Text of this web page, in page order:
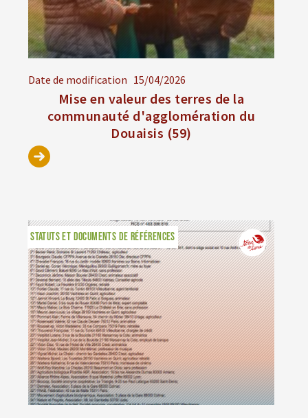
Date de modification 15/04/2026
Mise en valeur des terres de la
communauté d'agglomération du
Douaisis (59)
STATUTS ET DOCUMENTS DE RÉFÉRENCES